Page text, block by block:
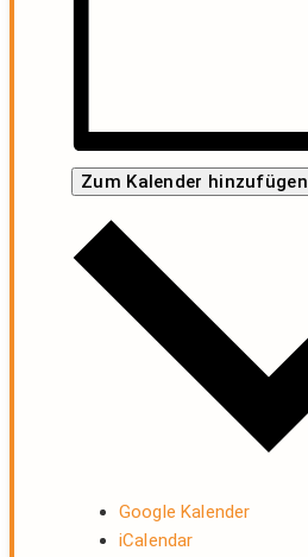
Zum Kalender hinzufügen
Google Kalender
iCalendar